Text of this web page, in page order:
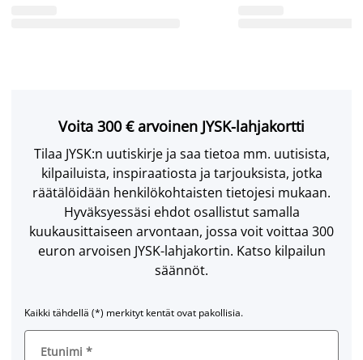
Voita 300 € arvoinen JYSK-lahjakortti
Tilaa JYSK:n uutiskirje ja saa tietoa mm. uutisista,
kilpailuista, inspiraatiosta ja tarjouksista, jotka
räätälöidään henkilökohtaisten tietojesi mukaan.
Hyväksyessäsi ehdot osallistut samalla
kuukausittaiseen arvontaan, jossa voit voittaa 300
euron arvoisen JYSK-lahjakortin. Katso kilpailun
säännöt.
Kaikki tähdellä (*) merkityt kentät ovat pakollisia.
Etunimi *